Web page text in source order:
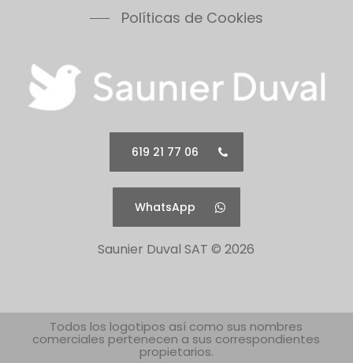
Políticas de Cookies
619 21 77 06
WhatsApp
Saunier Duval SAT ©2026
Todos los logotipos así como sus nombres
comerciales pertenecen a sus correspondientes
propietarios.